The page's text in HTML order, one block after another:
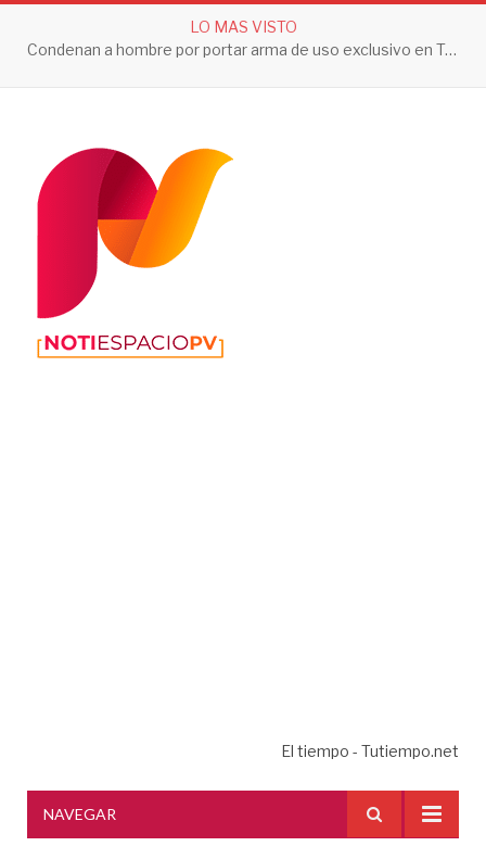
LO MAS VISTO
Condenan a hombre por portar arma sin licencia en Nayarit
El tiempo - Tutiempo.net
NAVEGAR